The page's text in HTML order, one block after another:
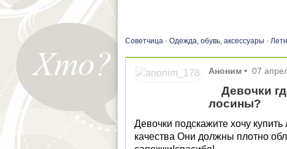
Советчица - Одежда, обувь, аксессуары -
Аноним • 07
Девочки
лосины?
Девочки подскажите хочу
качества Они должны плотно